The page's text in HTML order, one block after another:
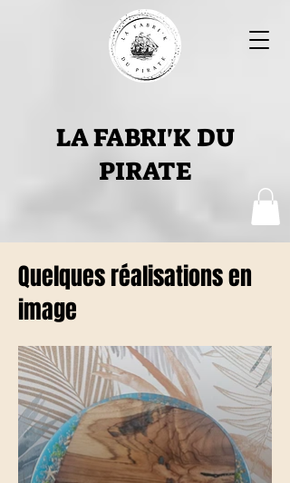
LA FABRI'K DU
PIRATE
Quelques réalisations en
image